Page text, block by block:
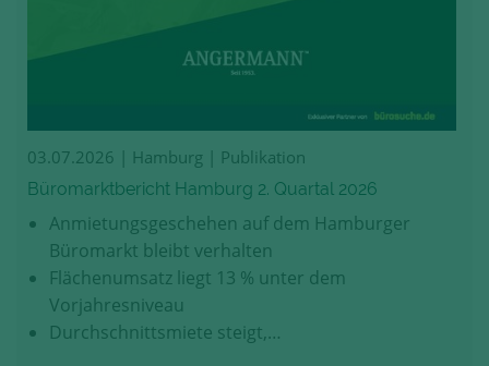
03.07.2026 | Hamburg | Publikation
Büromarktbericht Hamburg 2. Quartal 2026
Anmietungsgeschehen auf dem Hamburger
Büromarkt bleibt verhalten
Flächenumsatz liegt 13 % unter dem
Vorjahresniveau
Durchschnittsmiete steigt,…